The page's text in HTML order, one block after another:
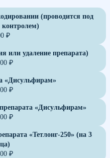
(проводится под
₽
или удаление препарата)
₽
«Дисульфирам»
₽
«Дисульфирам»
₽
«Тетлонг-250» (на 3
₽